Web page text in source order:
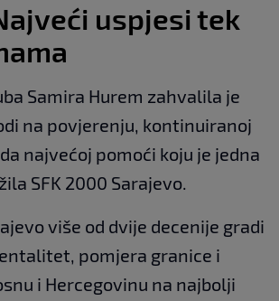
uspjesi tek
Samira Hurem zahvalila je
na povjerenju, kontinuiranoj
najvećoj pomoći koju je jedna
SFK 2000 Sarajevo.
više od dvije decenije gradi
pomjera granice i
i Hercegovinu na najbolji